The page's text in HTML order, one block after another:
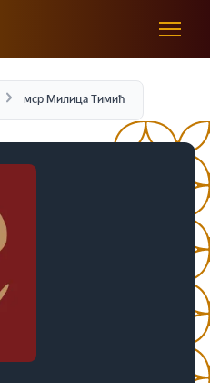
мср Милица Тимић